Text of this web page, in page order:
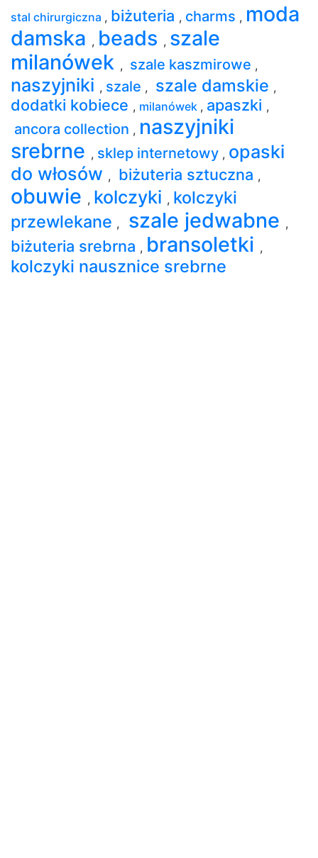
stal chirurgiczna , biżuteria , charms , moda
damska , beads , szale
milanówek , szale kaszmirowe ,
naszyjniki , szale , szale damskie ,
dodatki kobiece , milanówek , apaszki ,
ancora collection , naszyjniki
srebrne , sklep internetowy , opaski
do włosów , biżuteria sztuczna ,
obuwie , kolczyki , kolczyki
przewlekane , szale jedwabne ,
biżuteria srebrna , bransoletki ,
kolczyki nausznice srebrne